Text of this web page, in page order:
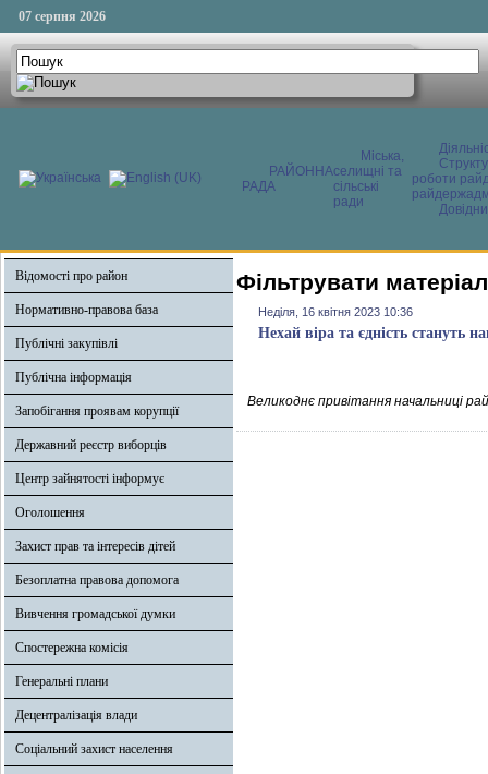
07 серпня 2026
РАЙОННА
РАДА
Міська,
селищні та
сільські
ради
роботи
Відомості про район
Нормативно-правова база
Публічні закупівлі
Публічна інформація
Запобігання проявам корупції
Державний реєстр виборців
Центр зайнятості інформує
Оголошення
Захист прав та інтересів дітей
Безоплатна правова допомога
Вивчення громадської думки
Спостережна комісія
Генеральні плани
Децентралізація влади
Соціальний захист населення
Фільтрувати
Неділя, 16 квітня 2023 10:36
Нехай віра та єдність стануть
Великоднє привітання начальниці